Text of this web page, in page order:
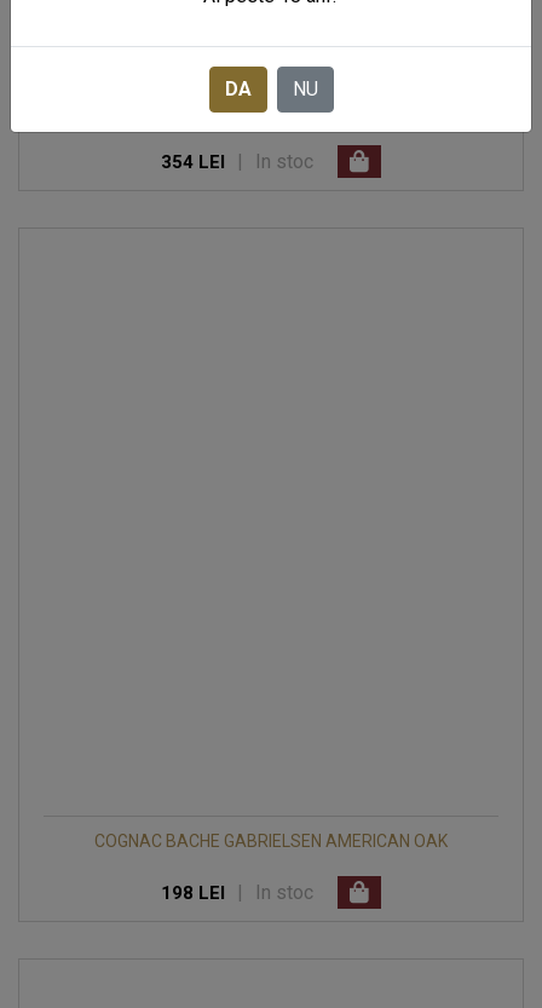
COGNAC PRINCE DE POLIGNAC XO EXCELLENCE
354 LEI | In stoc
COGNAC BACHE GABRIELSEN AMERICAN OAK
198 LEI In stoc
DA NU